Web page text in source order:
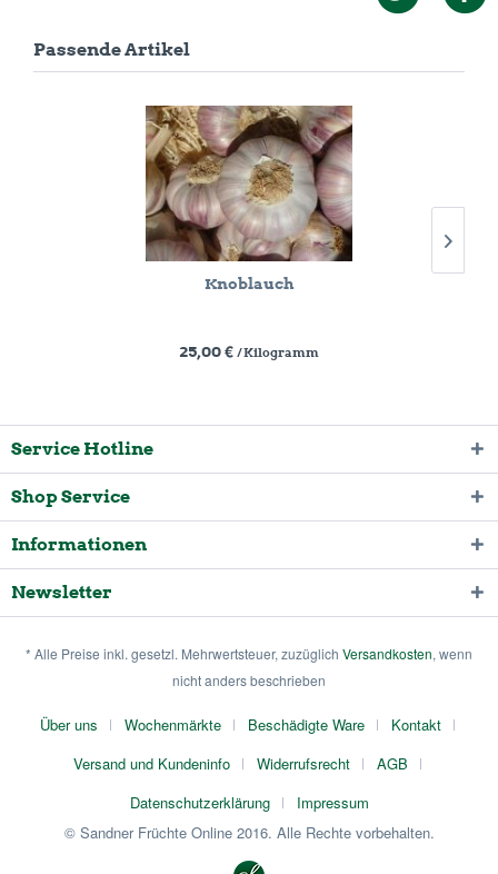
Passende Artikel
Knoblauch
25,00 € / Kilogramm
Service Hotline
Shop Service
Informationen
Newsletter
* Alle Preise inkl. gesetzl. Mehrwertsteuer, zuzüglich Versandkosten, wenn
nicht anders beschrieben
Über uns Wochenmärkte Beschädigte Ware
Kontakt
Versand und Kundeninfo
Widerrufsrecht
AGB
Datenschutzerklärung
Impressum
© Sandner Früchte Online 2016. Alle Rechte vorbehalten.